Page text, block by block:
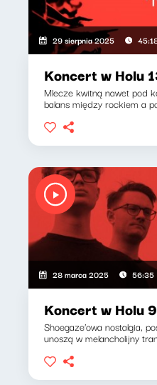
29 sierpnia 2025
Koncert w Holu
Mlecze kwitną nawet pod
balans między rockiem a
28 marca 2025 56:35
Koncert w Holu
Shoegaze’owa nostalgia,
unoszą w melancholijny